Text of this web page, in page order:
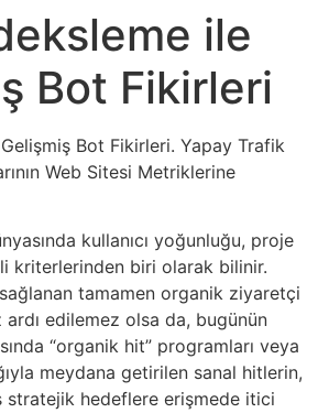
ile
Bot Fikirleri
Gelişmiş Bot Fikirleri. Yapay Trafik
Web Sitesi Metriklerine
kullanıcı yoğunluğu, proje
kriterlerinden biri olarak bilinir.
tamamen organik ziyaretçi
edilemez olsa da, bugünün
“organik hit” programları veya
meydana getirilen sanal hitlerin,
stratejik hedeflere erişmede itici